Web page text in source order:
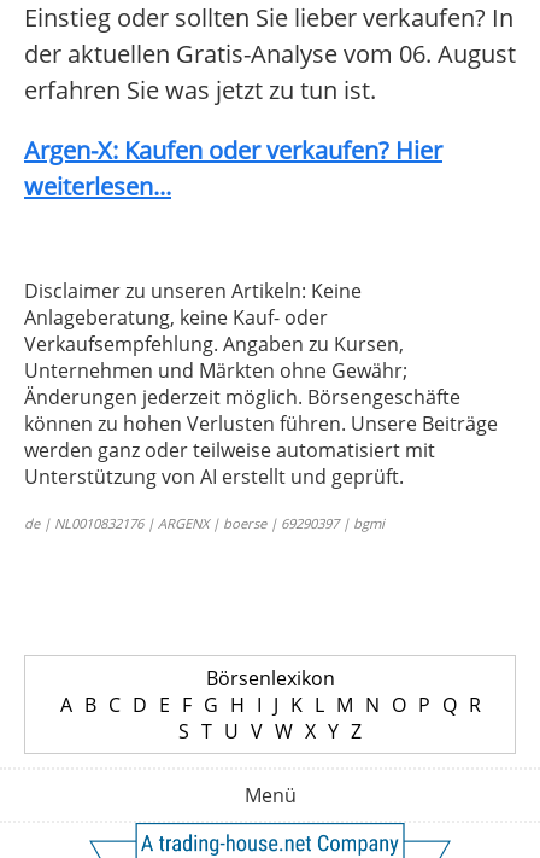
Einstieg oder sollten Sie lieber verkaufen? In
der aktuellen Gratis-Analyse vom 06. August
erfahren Sie was jetzt zu tun ist.
Argen-X: Kaufen oder verkaufen? Hier
weiterlesen...
Disclaimer zu unseren Artikeln: Keine
Anlageberatung, keine Kauf- oder
Verkaufsempfehlung. Angaben zu Kursen,
Unternehmen und Märkten ohne Gewähr;
Änderungen jederzeit möglich. Börsengeschäfte
können zu hohen Verlusten führen. Unsere Beiträge
werden ganz oder teilweise automatisiert mit
Unterstützung von AI erstellt und geprüft.
de | NL0010832176 | ARGENX | boerse | 69290397 | bgmi
Börsenlexikon
A B C D E F G H I J K L M N O P Q R
S T U V W X Y Z
Menü